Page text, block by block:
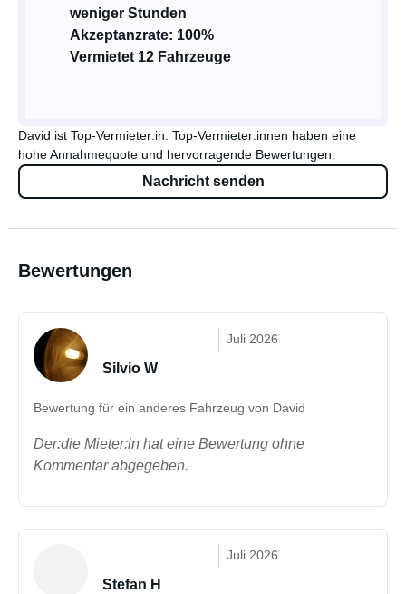
weniger Stunden
Akzeptanzrate: 100%
Vermietet 12 Fahrzeuge
David ist Top-Vermieter:in. Top-Vermieter:innen haben eine
hohe Annahmequote und hervorragende Bewertungen.
Nachricht senden
Bewertungen
Juli 2026
Silvio W
Bewertung für ein anderes Fahrzeug von David
Der:die Mieter:in hat eine Bewertung ohne
Kommentar abgegeben.
Juli 2026
Stefan H